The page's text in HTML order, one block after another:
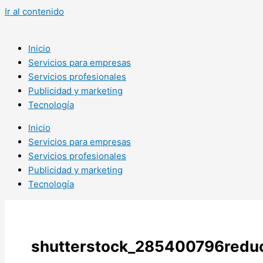
Ir al contenido
Inicio
Servicios para empresas
Servicios profesionales
Publicidad y marketing
Tecnología
Inicio
Servicios para empresas
Servicios profesionales
Publicidad y marketing
Tecnología